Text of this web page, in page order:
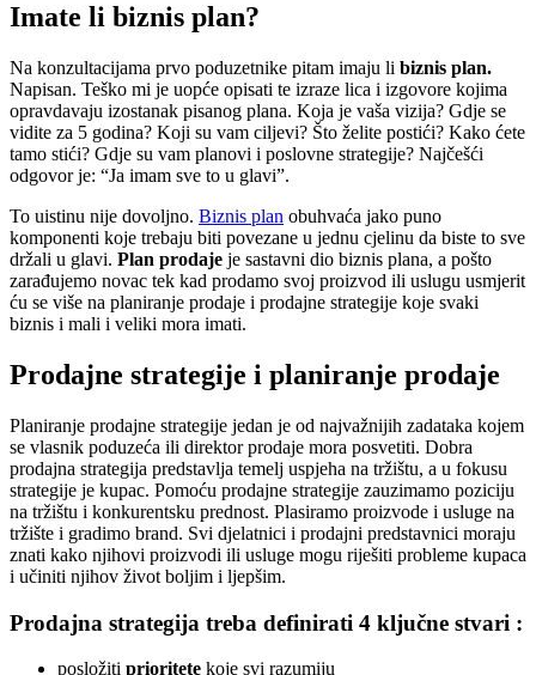
Imate li biznis plan?
Na konzultacijama prvo poduzetnike pitam imaju li biznis plan.
Napisan. Teško mi je uopće opisati te izraze lica i izgovore kojima
opravdavaju izostanak pisanog plana. Koja je vaša vizija? Gdje se
vidite za 5 godina? Koji su vam ciljevi? Što želite postići? Kako ćete
tamo stići? Gdje su vam planovi i poslovne strategije? Najčešći
odgovor je: “Ja imam sve to u glavi”.
To uistinu nije dovoljno. Biznis plan obuhvaća jako puno
komponenti koje trebaju biti povezane u jednu cjelinu da biste to sve
držali u glavi. Plan prodaje je sastavni dio biznis plana, a pošto
zarađujemo novac tek kad prodamo svoj proizvod ili uslugu usmjerit
ću se više na planiranje prodaje i prodajne strategije koje svaki
biznis i mali i veliki mora imati.
Prodajne strategije i planiranje prodaje
Planiranje prodajne strategije jedan je od najvažnijih zadataka kojem
se vlasnik poduzeća ili direktor prodaje mora posvetiti. Dobra
prodajna strategija predstavlja temelj uspjeha na tržištu, a u fokusu
strategije je kupac. Pomoću prodajne strategije zauzimamo poziciju
na tržištu i konkurentsku prednost. Plasiramo proizvode i usluge na
tržište i gradimo brand. Svi djelatnici i prodajni predstavnici moraju
znati kako njihovi proizvodi ili usluge mogu riješiti probleme kupaca
i učiniti njihov život boljim i ljepšim.
Prodajna strategija treba definirati 4 ključne stvari :
posložiti prioritete koje svi razumiju